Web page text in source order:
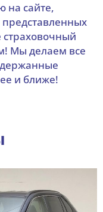
на сайте,
представленных
страховочный
Мы делаем все
и ближе!